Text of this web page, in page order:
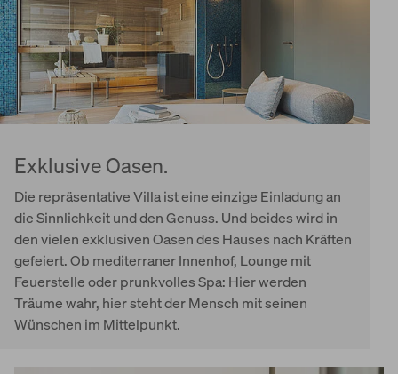
Exklusive Oasen.
Die repräsentative Villa ist eine einzige Einladung an
die Sinnlichkeit und den Genuss. Und beides wird in
den vielen exklusiven Oasen des Hauses nach Kräften
gefeiert. Ob mediterraner Innenhof, Lounge mit
Feuerstelle oder prunkvolles Spa: Hier werden
Träume wahr, hier steht der Mensch mit seinen
Wünschen im Mittelpunkt.